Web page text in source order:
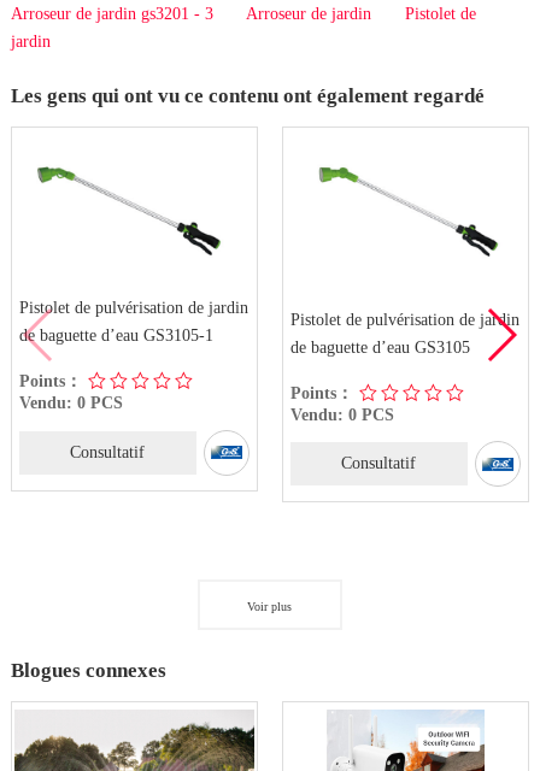
Arroseur de jardin gs3201 - 3 Arroseur de jardin
Pistolet de
jardin
Les gens qui ont vu ce contenu ont également regardé
Pistolet de pulvérisation de jardin
de baguette d’eau GS3105-1
Points：
Vendu: 0 PCS
Consultatif
Pistolet de pulvérisation de jardin
de baguette d’eau GS3105
Points：
Vendu: 0 PCS
Consultatif
Voir plus
Blogues connexes